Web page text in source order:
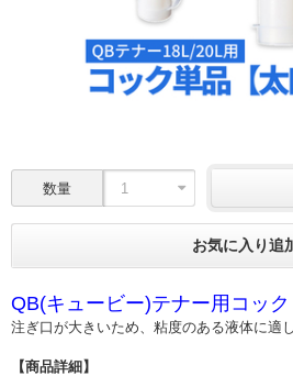
数量
お気に入り追
QB(キュービー)テナー用コック
注ぎ口が大きいため、粘度のある液体に適
【商品詳細】